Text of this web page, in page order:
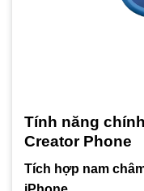
Tính năng
Creator Phone
Tích hợp nam